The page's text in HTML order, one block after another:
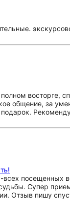
восторге,
общение, за
посещенных
Супер
Отзыв пишу